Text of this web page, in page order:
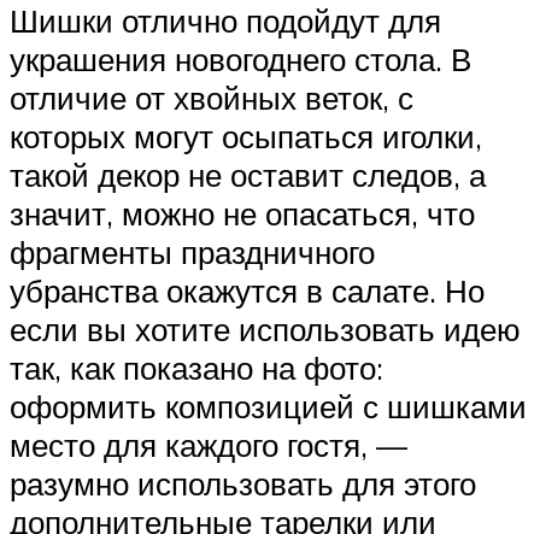
Шишки отлично подойдут для
украшения новогоднего стола. В
отличие от хвойных веток, с
которых могут осыпаться иголки,
такой декор не оставит следов, а
значит, можно не опасаться, что
фрагменты праздничного
убранства окажутся в салате. Но
если вы хотите использовать идею
так, как показано на фото:
оформить композицией с шишками
место для каждого гостя, —
разумно использовать для этого
дополнительные тарелки или